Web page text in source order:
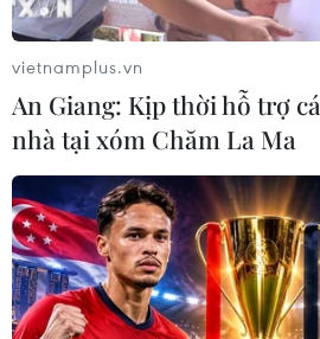
Tri ân các anh hùng liệt
đất nước Campuchia
24/03/2019 14:01
vietnamplus.vn
An Giang: Kịp thời hỗ trợ
nhà tại xóm Chăm La Ma